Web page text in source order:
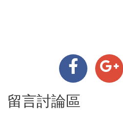
留言討論區